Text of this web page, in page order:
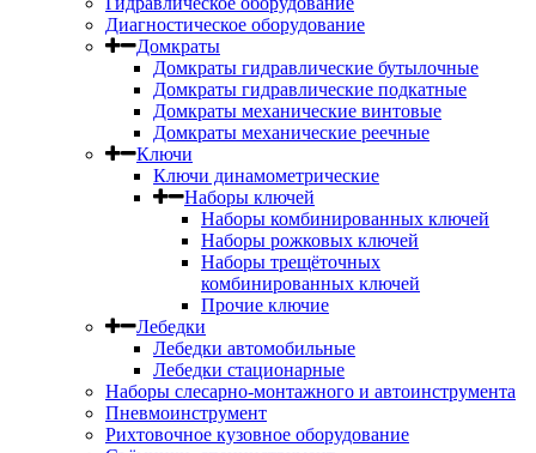
Диагностическое оборудование
Домкраты
Домкраты гидравлические бутылочные
Домкраты гидравлические подкатные
Домкраты механические винтовые
Домкраты механические реечные
Ключи
Ключи динамометрические
Наборы ключей
Наборы комбинированных ключей
Наборы рожковых ключей
Наборы трещёточных
комбинированных ключей
Прочие ключие
Лебедки
Лебедки автомобильные
Лебедки стационарные
Наборы слесарно-монтажного и автоинструмента
Пневмоинструмент
Рихтовочное кузовное оборудование